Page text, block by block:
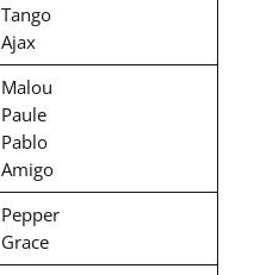
Tango
Ajax
Malou
Paule
Pablo
Amigo
Pepper
Grace